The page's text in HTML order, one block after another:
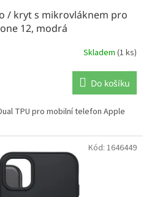
/ kryt s mikrovláknem pro
12, modrá
Skladem (1 ks)
Do košíku
TPU pro mobilní telefon Apple
Kód: 1646449